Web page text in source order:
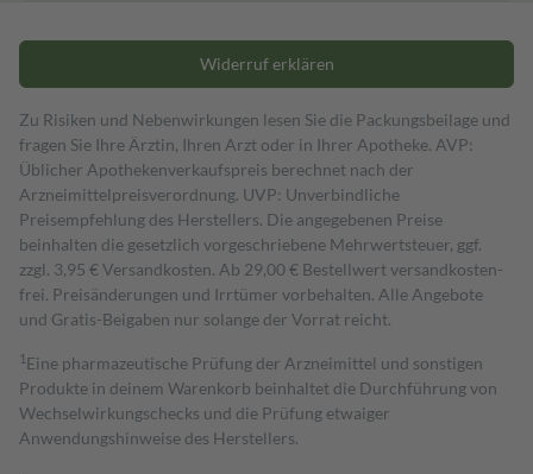
Widerruf erklären
Zu Risiken und Nebenwirkungen lesen Sie die Packungsbeilage und
fragen Sie Ihre Ärztin, Ihren Arzt oder in Ihrer Apotheke. AVP:
Üblicher Apothekenverkaufspreis berechnet nach der
Arzneimittelpreisverordnung. UVP: Unverbindliche
Preisempfehlung des Herstellers. Die angegebenen Preise
beinhalten die gesetzlich vorgeschriebene Mehrwertsteuer, ggf.
zzgl. 3,95 € Versandkosten. Ab 29,00 € Bestell­wert versand­kosten­
frei. Preisänderungen und Irrtümer vorbehalten. Alle Angebote
und Gratis-Beigaben nur solange der Vorrat reicht.
1 Eine pharmazeutische Prüfung der Arzneimittel und sonstigen
Produkte in deinem Warenkorb beinhaltet die Durchführung von
Wechselwirkungschecks und die Prüfung etwaiger
Anwendungshinweise des Herstellers.